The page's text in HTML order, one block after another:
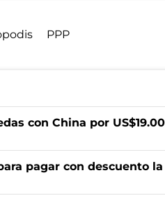
PPP
con China por
pagar con descuento